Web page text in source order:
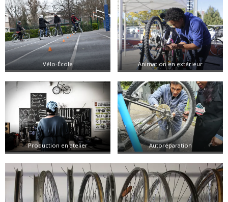
Vélo-École Animation en extérieur
Production en atelier Autoréparation